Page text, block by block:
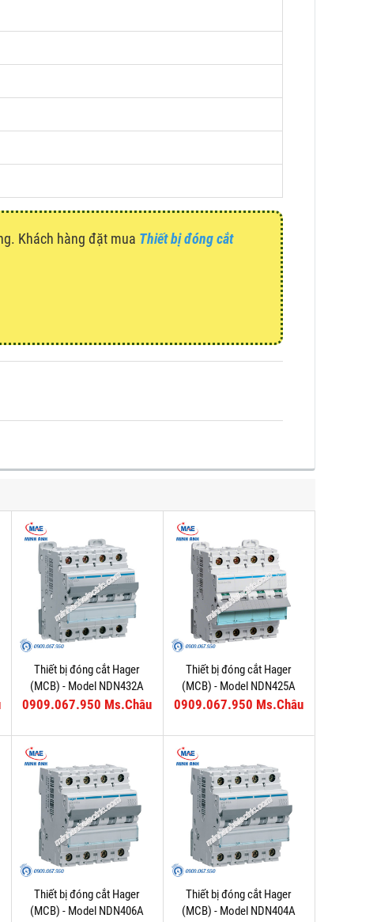
Khách hàng đặt mua Thiết bị đóng cắt
Thiết bị đóng cắt Hager
(MCB) - Model NDN432A
0909.067.950 Ms.Châu
Thiết bị đóng cắt Hager
(MCB) - Model NDN425A
0909.067.950 Ms.Châu
Thiết bị đóng cắt Hager
(MCB) - Model NDN406A
Thiết bị đóng cắt Hager
(MCB) - Model NDN404A